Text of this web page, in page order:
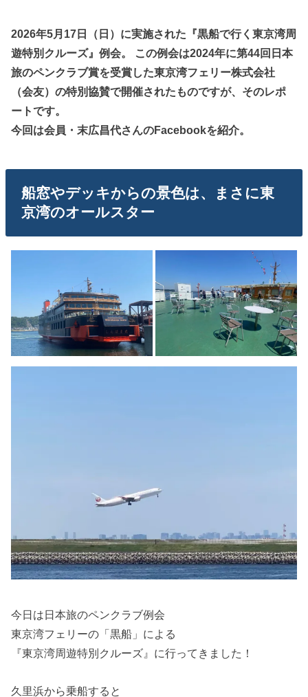
2026年5月17日（日）に実施された『黒船で行く東京湾周
遊特別クルーズ』例会。 この例会は2024年に第44回日本
旅のペンクラブ賞を受賞した東京湾フェリー株式会社
（会友）の特別協賛で開催されたものですが、そのレポ
ートです。
今回は会員・末広昌代さんのFacebookを紹介。
船窓やデッキからの景色は、まさに東
京湾のオールスター
今日は日本旅のペンクラブ例会
東京湾フェリーの「黒船」による
『東京湾周遊特別クルーズ』に行ってきました！
久里浜から乗船すると